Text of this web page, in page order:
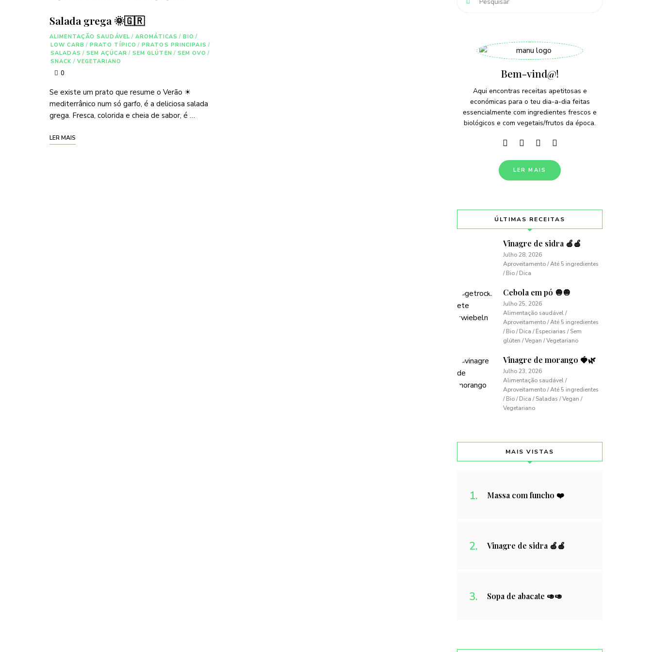
Salada grega 🌞🇬🇷
ALIMENTAÇÃO SAUDÁVEL / AROMÁTICAS / BIO /
LOW CARB / PRATO TÍPICO / PRATOS PRINCIPAIS /
SALADAS / SEM AÇÚCAR / SEM GLÚTEN / SEM OVO /
SNACK / VEGETARIANO
0
Se existe um prato que resume o Verão ☀
mediterrânico num só garfo, é a deliciosa salada
grega. Fresca, colorida e cheia de sabor, é …
LER MAIS
Bem-vind@!
Aqui encontras receitas apetitosas e
económicas para o teu dia-a-dia feitas
essencialmente com ingredientes frescos e
biológicos e com vegetais/frutos da época.
LER MAIS
ÚLTIMAS RECEITAS
Vinagre de sidra 🍏🍎
Julho 28, 2026
Aproveitamento / Até 5 ingredientes
/ Bio / Dica
Cebola em pó 🧅🧅
Julho 25, 2026
Alimentação saudável /
Aproveitamento / Até 5 ingredientes
/ Bio / Dica / Especiarias / Sem
glúten / Vegan / Vegetariano
Vinagre de morango 🍓🌿
Julho 23, 2026
Alimentação saudável /
Aproveitamento / Até 5 ingredientes
/ Bio / Dica / Saladas / Vegan /
Vegetariano
MAIS VISTAS
Massa com funcho ❤️
Vinagre de sidra 🍏🍎
Sopa de abacate 🥑🥑